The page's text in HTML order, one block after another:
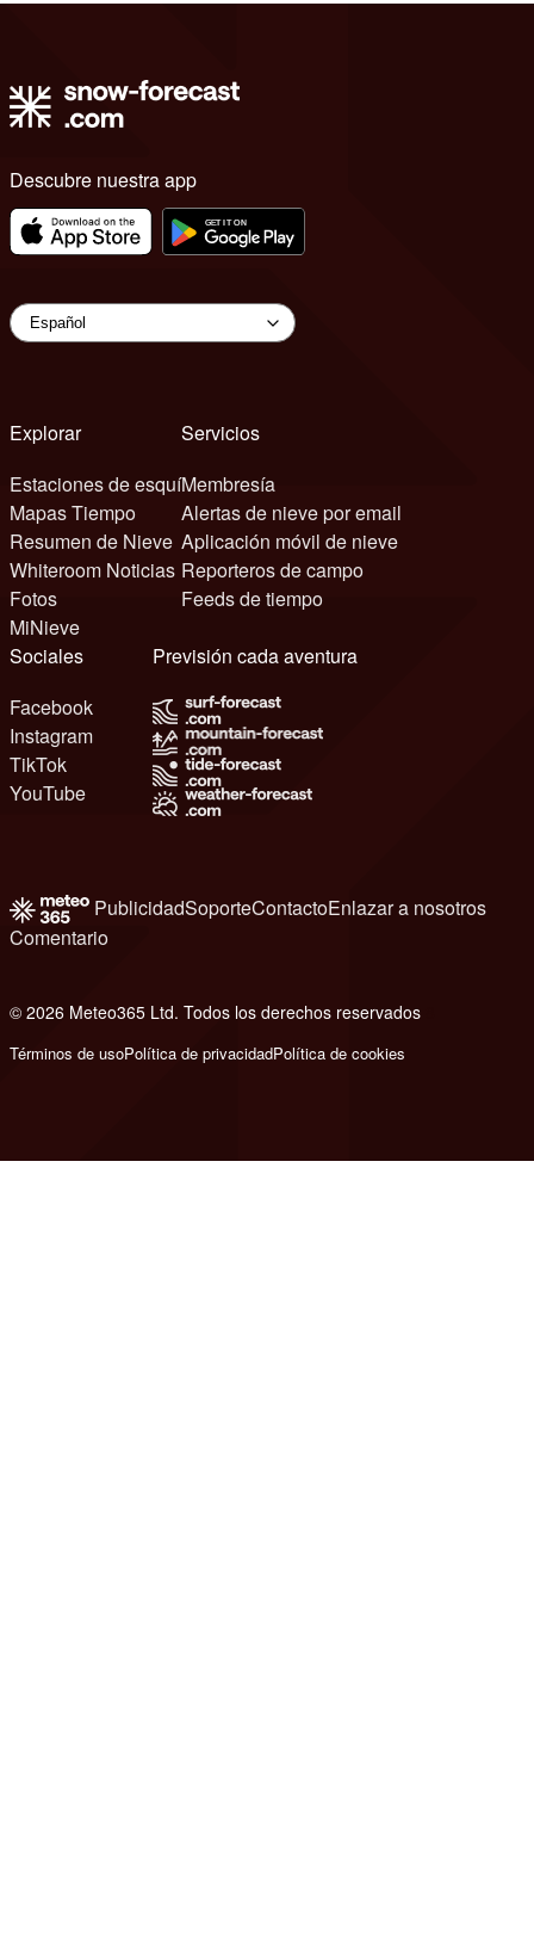
Descubre nuestra app
Explorar
Estaciones de esquí
Mapas Tiempo
Resumen de Nieve
Whiteroom Noticias
Fotos
MiNieve
Servicios
Membresía
Alertas de nieve por email
Aplicación móvil de nieve
Reporteros de campo
Feeds de tiempo
Sociales
Facebook
Instagram
TikTok
YouTube
Previsión cada aventura
PublicidadSoporteContactoEnlazar a nosotros
Comentario
© 2026 Meteo365 Ltd. Todos los derechos reservados
Términos de usoPolítica de privacidadPolítica de cookies